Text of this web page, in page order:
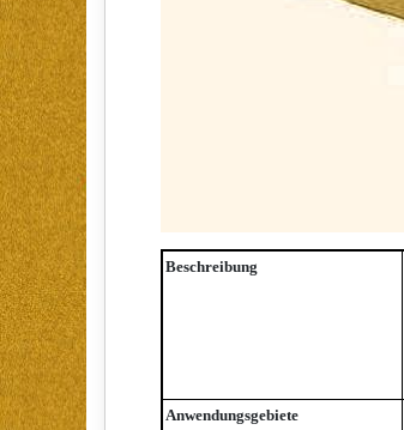
Beschreibung
Anwendungsgebiete